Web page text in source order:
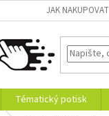
JAK NAKUPOVAT
Tématický potisk